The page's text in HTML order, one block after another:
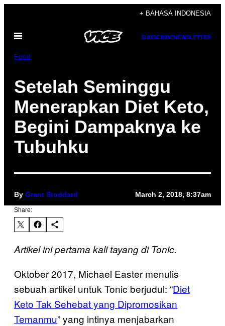
content
+ BAHASA INDONESIA
Open
SUBSCRIBENEWSLETTER
Food
Setelah Seminggu
Menerapkan Diet Keto,
Begini Dampaknya ke
Tubuhku
By Grant Stoddard March 2, 2018, 8:37am
Share:
Artikel ini pertama kali tayang di Tonic.
Oktober 2017, Michael Easter menulis
sebuah artikel untuk Tonic berjudul: “Diet
Keto Tak Sehebat yang Dipromosikan
Temanmu” yang intinya menjabarkan